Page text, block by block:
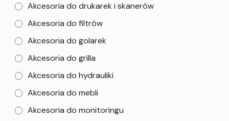
Akcesoria do drukarek i skanerów
Akcesoria do filtrów
Akcesoria do golarek
Akcesoria do grilla
Akcesoria do hydrauliki
Akcesoria do mebli
Akcesoria do monitoringu